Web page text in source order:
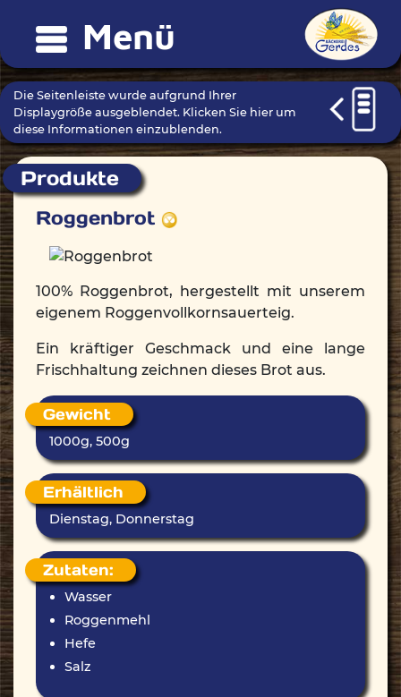
Menü
Die Seitenleiste wurde aufgrund Ihrer
Displaygröße ausgeblendet. Klicken Sie hier um
diese Informationen einzublenden.
Produkte
Roggenbrot
100% Roggenbrot, hergestellt mit unserem
eigenem Roggenvollkornsauerteig.
Ein kräftiger Geschmack und eine lange
Frischhaltung zeichnen dieses Brot aus.
Gewicht
1000g, 500g
Erhältlich
Dienstag, Donnerstag
Zutaten:
Wasser
Roggenmehl
Hefe
Salz